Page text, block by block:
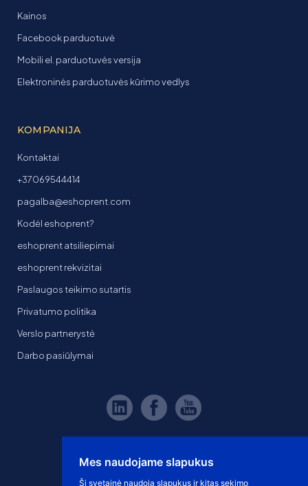
Mes naudojame slapukus
Ši svetainė naudoja slapukus ir kitas sekimo
Kainos
Facebook parduotuvė
Mobili el. parduotuvės versija
Elektroninės parduotuvės kūrimo vedlys
KOMPANIJA
Kontaktai
+37069544414
pagalba@eshoprent.com
Kodėl eshoprent?
eshoprent atsiliepimai
eshoprent rekvizitai
Paslaugos teikimo sutartis
Privatumo politika
Verslo partnerystė
Darbo pasiūlymai